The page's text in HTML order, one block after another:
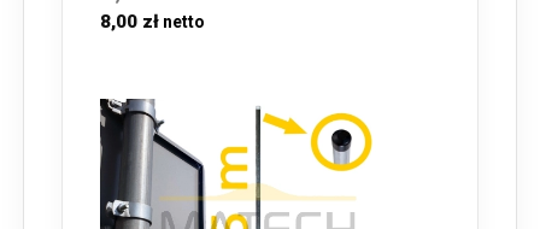
8,00 zł